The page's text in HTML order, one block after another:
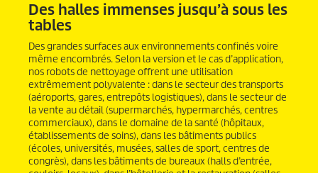
Des halles immenses jusqu’à sous les
tables
Des grandes surfaces aux environnements confinés voire
même encombrés. Selon la version et le cas d’application,
nos robots de nettoyage offrent une utilisation
extrêmement polyvalente : dans le secteur des transports
(aéroports, gares, entrepôts logistiques), dans le secteur de
la vente au détail (supermarchés, hypermarchés, centres
commerciaux), dans le domaine de la santé (hôpitaux,
établissements de soins), dans les bâtiments publics
(écoles, universités, musées, salles de sport, centres de
congrès), dans les bâtiments de bureaux (halls d’entrée,